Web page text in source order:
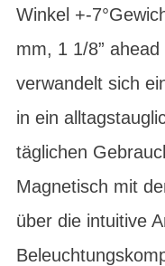
Winkel +-
mm, 1 1/8”
verwandelt sich
in ein
täglichen
Magnetisch mit
über die intuitive